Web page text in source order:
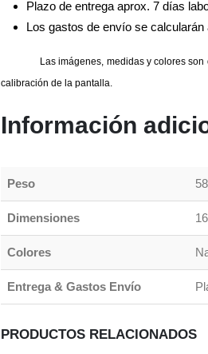
Plazo de entrega aprox. 7 días
Los gastos de envío se
Las imágenes, medidas y colores
calibración de la pantalla.
Información
Peso
Dimensiones
Colores
Entrega & Gastos Envío
PRODUCTOS RELACIONADOS